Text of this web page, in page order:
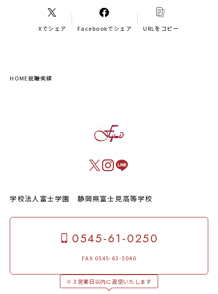
Xでシェア Facebookでシェア URLをコピー
HOME就職実績
学校法人富士学園 静岡県富士見高等学校
0545-61-0250
FAX 0545-63-5040
※３営業日以内に返信いたします